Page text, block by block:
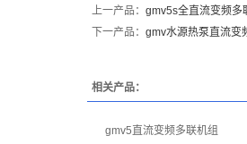
上一产品： gmv5s全直流变频多
下一产品： gmv水源热泵直流变
相关产品：
gmv5直流变频多联机组